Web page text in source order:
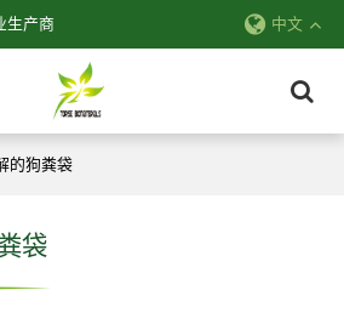
生产商 中文
的狗粪袋
袋